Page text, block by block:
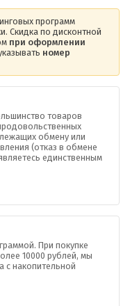
программ
Скидка по дисконтной
при оформлении
номер
товаров
обмену или
(отказ в обмене
единственным
При покупке
10000 рублей, мы
с накопительной